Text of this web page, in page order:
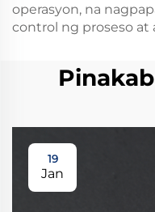
operasyon, na
control ng proseso at
19
Jan